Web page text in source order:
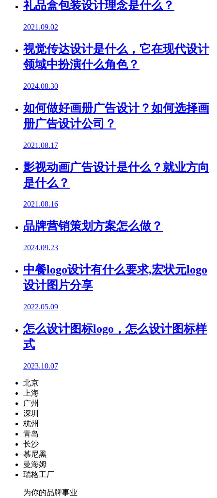
礼品盒包装设计理念是什么？
2021.09.02
视觉传达设计是什么，它在现代设计
领域中扮演什么角色？
2024.08.30
如何做好画册广告设计？如何选择画
册广告设计公司？
2021.08.17
影视动画广告设计是什么？就业方向
是什么？
2021.08.16
品牌营销策划方案怎么做？
2024.09.23
中餐logo设计有什么要求,宏状元logo
设计图片分享
2022.05.09
怎么设计图标logo，怎么设计图标样
式
2023.10.07
北京
上海
广州
深圳
杭州
青岛
长沙
慕尼黑
曼海姆
瑞格工厂
为你的品牌事业